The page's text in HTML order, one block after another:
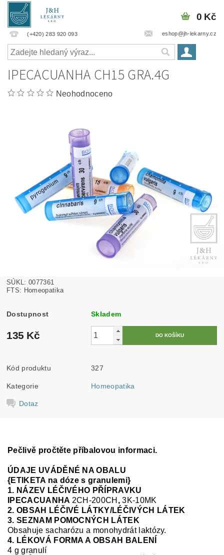
(+420) 283 920 093 eshop@jh-lekarny.cz
0 Kč
IPECACUANHA CH15 GRA.4G
Neohodnoceno
SÚKL: 0077361
FTS: Homeopatika
Dostupnost Skladem
135 Kč
Kód produktu 327
Kategorie Homeopatika
Dotaz
Pečlivě pročtěte příbalovou informaci.
ÚDAJE UVÁDĚNÉ NA OBALU
{ETIKETA na dóze s granulemi}
1. NÁZEV LÉČIVÉHO PŘÍPRAVKU
IPECACUANHA 2CH-200CH ,3K-10MK
2. OBSAH LÉČIVÉ LÁTKY/LÉČIVÝCH LÁTEK
3. SEZNAM POMOCNÝCH LÁTEK
Obsahuje sacharózu a monohydrát laktózy.
4. LÉKOVÁ FORMA A OBSAH BALENÍ
4 g granulí